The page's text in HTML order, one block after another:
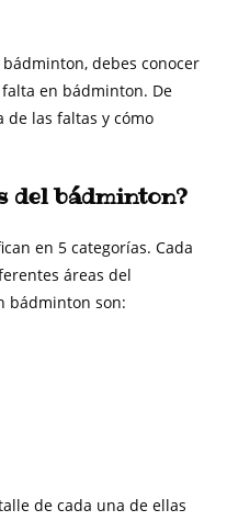
debes conocer
en bádminton. De
de las faltas y cómo
del bádminton?
en 5 categorías. Cada
áreas del
bádminton son:
de cada una de ellas